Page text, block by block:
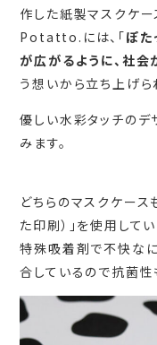
作した紙製マスクケー
Potatto.には、「ぽた
が広がるように、社会
う想いから立ち上げら
優しい水彩タッチのデ
みます。
どちらのマスクケース
た印刷）」を使用してい
特殊吸着剤で不快な
合しているので抗菌性